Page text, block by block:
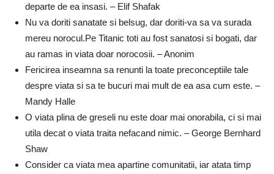
departe de ea insasi. – Elif Shafak
Nu va doriti sanatate si belsug, dar doriti-va sa va surada
mereu norocul.Pe Titanic toti au fost sanatosi si bogati, dar
au ramas in viata doar norocosii. – Anonim
Fericirea inseamna sa renunti la toate preconceptiile tale
despre viata si sa te bucuri mai mult de ea asa cum este. –
Mandy Halle
O viata plina de greseli nu este doar mai onorabila, ci si mai
utila decat o viata traita nefacand nimic. – George Bernhard
Shaw
Consider ca viata mea apartine comunitatii, iar atata timp